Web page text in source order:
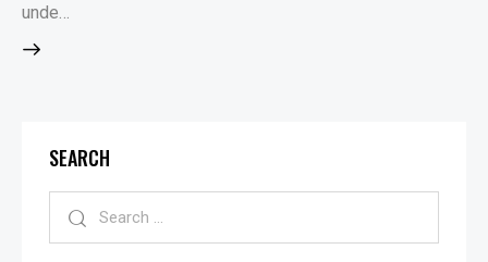
unde…
SEARCH
for: